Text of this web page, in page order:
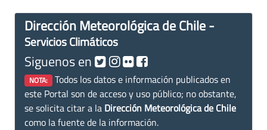
Dirección Meteorológica de Chile -
Servicios Climáticos
Siguenos en
NOTA: Todos los datos e información publicados en
este Portal son de acceso y uso público; no obstante,
se solicita citar a la Dirección Meteorológica de Chile
como la fuente de la información.